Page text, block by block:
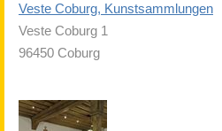
Veste Coburg, Kunstsammlungen
Veste Coburg 1
96450 Coburg